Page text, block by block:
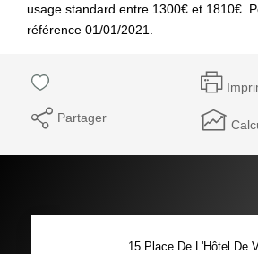
usage standard entre 1300€ et 1810€.
référence 01/01/2021.
Partager
15 Place De L'Hôtel De